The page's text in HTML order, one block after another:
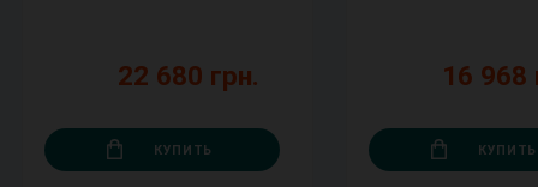
22 680 грн.
КУПИТЬ
16 968
КУПИТЬ